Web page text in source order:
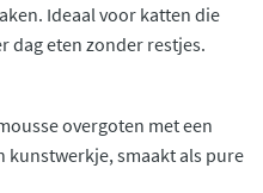
Ideaal voor katten die
dag eten zonder restjes.
overgoten met een
kunstwerkje, smaakt als pure